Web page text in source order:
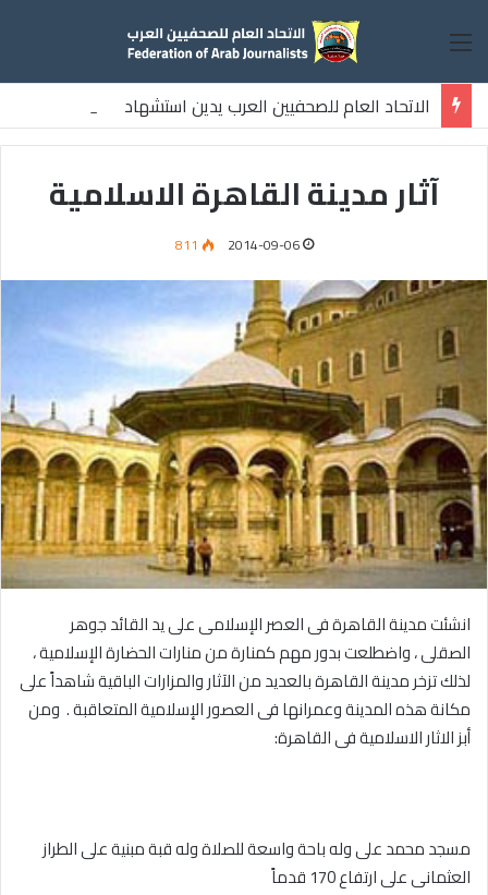
القائمة
الاتحاد العام للصحفيين العرب يدين استشهاد
ثلاثة صحفيين فلسطينيين باستهداف إسرائيلي وسط قطاع غزة
آثار مدينة القاهرة الاسلامية
2014-09-06
811
انشئت مدينة القاهرة فى العصر الإسلامى على يد القائد جوهر
الصقلى ، واضطلعت بدور مهم كمنارة من منارات الحضارة الإسلامية ،
لذلك تزخر مدينة القاهرة بالعديد من الآثار والمزارات الباقية شاهداً على
مكانة هذه المدينة وعمرانها فى العصور الإسلامية المتعاقبة . ومن
أبز الاثار الاسلامية فى القاهرة:
مسجد محمد على وله باحة واسعة للصلاة وله قبة مبنية على الطراز
العثمانى على ارتفاع 170 قدماً